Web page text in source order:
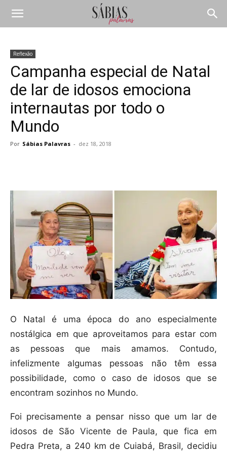
Reflexão
Campanha especial de Natal
de lar de idosos emociona
internautas por todo o
Mundo
Por Sábias Palavras - dez 18, 2018
O Natal é uma época do ano especialmente
nostálgica em que aproveitamos para estar com
as pessoas que mais amamos. Contudo,
infelizmente algumas pessoas não têm essa
possibilidade, como o caso de idosos que se
encontram sozinhos no Mundo.
Foi precisamente a pensar nisso que um lar de
idosos de São Vicente de Paula, que fica em
Pedra Preta, a 240 km de Cuiabá, Brasil, decidiu